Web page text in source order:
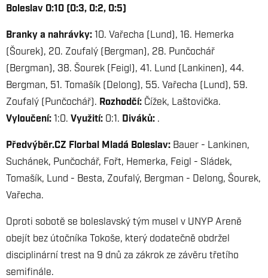
Boleslav 0:10 (0:3, 0:2, 0:5)
Branky a nahrávky: 10. Vařecha (Lund), 16. Hemerka
(Šourek), 20. Zoufalý (Bergman), 28. Punčochář
(Bergman), 38. Šourek (Feigl), 41. Lund (Lankinen), 44.
Bergman, 51. Tomašík (Delong), 55. Vařecha (Lund), 59.
Zoufalý (Punčochář). Rozhodčí: Čížek, Laštovička.
Vyloučení: 1:0. Využití: 0:1. Diváků: .
Předvýběr.CZ Florbal Mladá Boleslav: Bauer - Lankinen,
Suchánek, Punčochář, Fořt, Hemerka, Feigl - Sládek,
Tomašík, Lund - Besta, Zoufalý, Bergman - Delong, Šourek,
Vařecha.
Oproti sobotě se boleslavský tým musel v UNYP Areně
obejít bez útočníka Tokoše, který dodatečně obdržel
disciplinární trest na 9 dnů za zákrok ze závěru třetího
semifinále.